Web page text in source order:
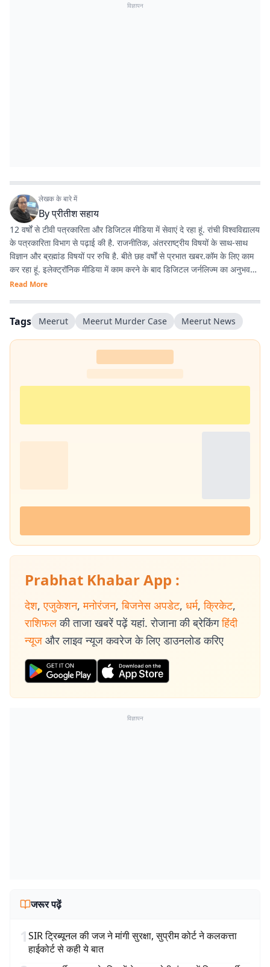
विज्ञापन
लेखक के बारे में
Byप्रीतीश सहाय
12 वर्षों से टीवी पत्रकारिता और डिजिटल मीडिया में सेवाएं दे रहा हूं. रांची विश्वविद्यालय
के पत्रकारिता विभाग से पढ़ाई की है. राजनीतिक, अंतरराष्ट्रीय विषयों के साथ-साथ
विज्ञान और ब्रह्मांड विषयों पर रुचि है. बीते छह वर्षों से प्रभात खबर.कॉम के लिए काम
कर रहा हूं. इलेक्ट्रॉनिक मीडिया में काम करने के बाद डिजिटल जर्नलिज्म का अनुभव
काफी अच्छा रहा है.
Read More
Tags Meerut Meerut Murder Case Meerut News
Prabhat Khabar App :
देश, एजुकेशन, मनोरंजन, बिजनेस अपडेट, धर्म, क्रिकेट,
राशिफल की ताजा खबरें पढ़ें यहां. रोजाना की ब्रेकिंग हिंदी
न्यूज और लाइव न्यूज कवरेज के लिए डाउनलोड करिए
विज्ञापन
जरूर पढ़ें
1SIR ट्रिब्यूनल की जज ने मांगी सुरक्षा, सुप्रीम कोर्ट ने कलकत्ता
हाईकोर्ट से कही ये बात